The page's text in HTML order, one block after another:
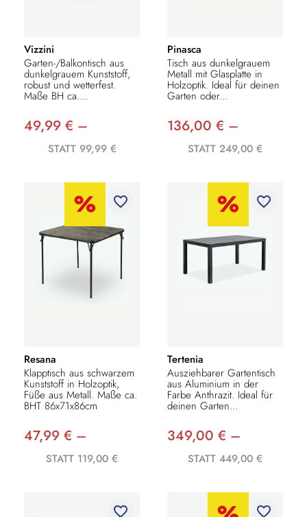
Vizzini
Garten-/Balkontisch aus
dunkelgrauem Kunststoff,
robust und wetterfest.
Maße BH ca....
49,99 € –
STATT 99,99 €
Pinasca
Tisch aus dunkelgrauem
Metall mit Glasplatte in
Holzoptik. Ideal für deinen
Garten oder...
136,00 € –
STATT 249,00 €
favorite_border
Resana
Klapptisch aus schwarzem
Kunststoff in Holzoptik,
Füße aus Metall. Maße ca.
BHT 86x71x86cm
47,99 € –
STATT 119,00 €
favorite_border
Tertenia
Ausziehbarer Gartentisch
aus Aluminium in der
Farbe Anthrazit. Ideal für
deinen Garten...
349,00 € –
STATT 449,00 €
favorite_border favorite_border